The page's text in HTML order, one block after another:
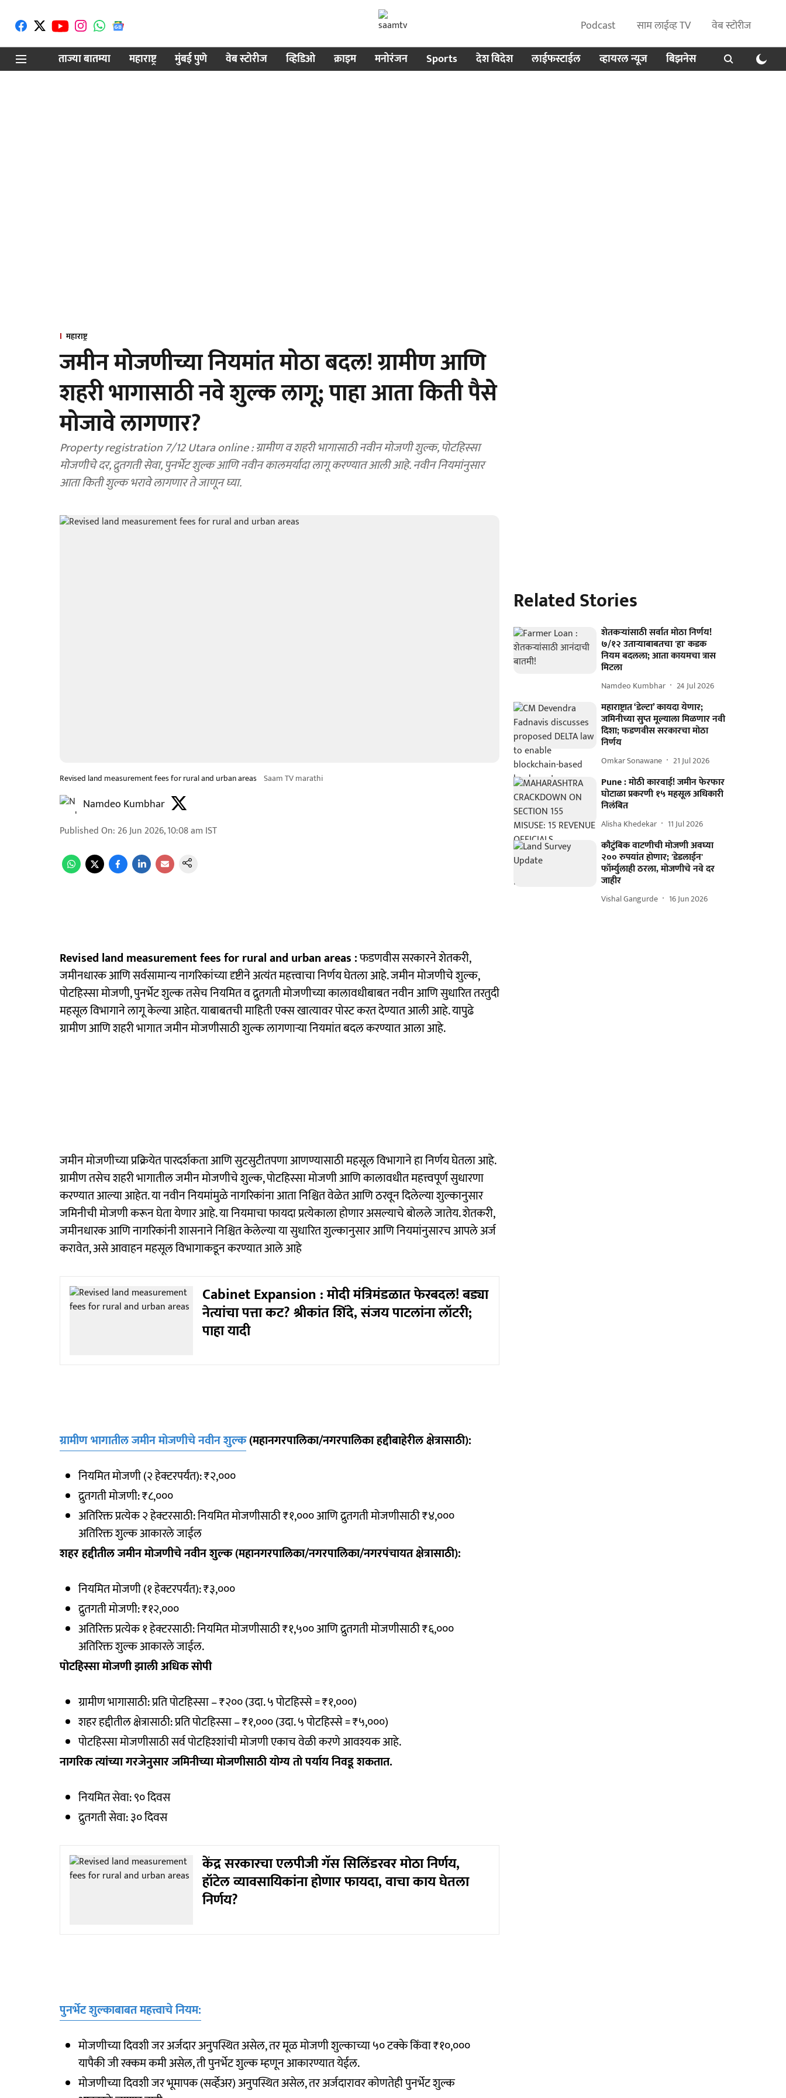
Podcast साम लाईव्ह TV
वेब स्टोरीज
ताज्या बातम्या
महाराष्ट्र मुंबई पुणे वेब स्टोरीज व्हिडिओ क्राइम मनोरंजन Sports देश विदेश लाईफस्टाईल व्हायरल न्यूज बिझनेस
महाराष्ट्र
जमीन मोजणीच्या नियमांत मोठा बदल! ग्रामीण आणि
शहरी भागासाठी नवे शुल्क लागू; पाहा आता किती पैसे
मोजावे लागणार?
Property registration 7/12 Utara online : ग्रामीण व शहरी भागासाठी नवीन मोजणी शुल्क, पोटहिस्सा
मोजणीचे दर, द्रुतगती सेवा, पुनर्भेट शुल्क आणि नवीन कालमर्यादा लागू करण्यात आली आहे. नवीन नियमांनुसार
आता किती शुल्क भरावे लागणार ते जाणून घ्या.
Revised land measurement fees for rural and urban areas Saam TV marathi
Namdeo Kumbhar
Published On: 26 Jun 2026, 10:08 am IST
Revised land measurement fees for rural and urban areas :फडणवीस सरकारने शेतकरी,
जमीनधारक आणि सर्वसामान्य नागरिकांच्या दृष्टीने अत्यंत महत्त्वाचा निर्णय घेतला आहे. जमीन मोजणीचे शुल्क,
पोटहिस्सा मोजणी, पुनर्भेट शुल्क तसेच नियमित व द्रुतगती मोजणीच्या कालावधीबाबत नवीन आणि सुधारित तरतुदी
महसूल विभागाने लागू केल्या आहेत. याबाबतची माहिती एक्स खात्यावर पोस्ट करत देण्यात आली आहे. यापुढे
ग्रामीण आणि शहरी भागात जमीन मोजणीसाठी शुल्क लागणाऱ्या नियमांत बदल करण्यात आला आहे.
जमीन मोजणीच्या प्रक्रियेत पारदर्शकता आणि सुटसुटीतपणा आणण्यासाठी महसूल विभागाने हा निर्णय घेतला आहे.
ग्रामीण तसेच शहरी भागातील जमीन मोजणीचे शुल्क, पोटहिस्सा मोजणी आणि कालावधीत महत्त्वपूर्ण सुधारणा
करण्यात आल्या आहेत. या नवीन नियमांमुळे नागरिकांना आता निश्चित वेळेत आणि ठरवून दिलेल्या शुल्कानुसार
जमिनीची मोजणी करून घेता येणार आहे. या नियमाचा फायदा प्रत्येकाला होणार असल्याचे बोलले जातेय. शेतकरी,
जमीनधारक आणि नागरिकांनी शासनाने निश्चित केलेल्या या सुधारित शुल्कानुसार आणि नियमांनुसारच आपले अर्ज
करावेत, असे आवाहन महसूल विभागाकडून करण्यात आले आहे
Cabinet Expansion : मोदी मंत्रिमंडळात फेरबदल! बड्या
नेत्यांचा पत्ता कट? श्रीकांत शिंदे, संजय पाटलांना लॉटरी;
पाहा यादी
ग्रामीण भागातील जमीन मोजणीचे नवीन शुल्क(महानगरपालिका/नगरपालिका हद्दीबाहेरील क्षेत्रासाठी):
नियमित मोजणी (२ हेक्टरपर्यंत): ₹२,०००
द्रुतगती मोजणी: ₹८,०००
अतिरिक्त प्रत्येक २ हेक्टरसाठी: नियमित मोजणीसाठी ₹१,००० आणि द्रुतगती मोजणीसाठी ₹४,०००
अतिरिक्त शुल्क आकारले जाईल
शहर हद्दीतील जमीन मोजणीचे नवीन शुल्क (महानगरपालिका/नगरपालिका/नगरपंचायत क्षेत्रासाठी):
नियमित मोजणी (१ हेक्टरपर्यंत): ₹३,०००
द्रुतगती मोजणी: ₹१२,०००
अतिरिक्त प्रत्येक १ हेक्टरसाठी: नियमित मोजणीसाठी ₹१,५०० आणि द्रुतगती मोजणीसाठी ₹६,०००
अतिरिक्त शुल्क आकारले जाईल.
पोटहिस्सा मोजणी झाली अधिक सोपी
ग्रामीण भागासाठी: प्रति पोटहिस्सा – ₹२०० (उदा. ५ पोटहिस्से = ₹१,०००)
शहर हद्दीतील क्षेत्रासाठी: प्रति पोटहिस्सा – ₹१,००० (उदा. ५ पोटहिस्से = ₹५,०००)
पोटहिस्सा मोजणीसाठी सर्व पोटहिश्शांची मोजणी एकाच वेळी करणे आवश्यक आहे.
नागरिक त्यांच्या गरजेनुसार जमिनीच्या मोजणीसाठी योग्य तो पर्याय निवडू शकतात.
नियमित सेवा: ९० दिवस
द्रुतगती सेवा: ३० दिवस
केंद्र सरकारचा एलपीजी गॅस सिलिंडरवर मोठा निर्णय,
हॉटेल व्यावसायिकांना होणार फायदा, वाचा काय घेतला
निर्णय?
पुनर्भेट शुल्काबाबत महत्त्वाचे नियम:
मोजणीच्या दिवशी जर अर्जदार अनुपस्थित असेल, तर मूळ मोजणी शुल्काच्या ५० टक्के किंवा ₹१०,०००
यापैकी जी रक्कम कमी असेल, ती पुनर्भेट शुल्क म्हणून आकारण्यात येईल.
मोजणीच्या दिवशी जर भूमापक (सर्व्हेअर) अनुपस्थित असेल, तर अर्जदारावर कोणतेही पुनर्भेट शुल्क
Related Stories
शेतकर्‍यांसाठी सर्वात मोठा निर्णय!
७/१२ उतार्‍याबाबतचा 'हा' कडक
नियम बदलला; आता कायमचा त्रास
मिटला
Namdeo Kumbhar 24 Jul 2026
महाराष्ट्रात ‘डेल्टा’ कायदा येणार;
जमिनीच्या सुप्त मूल्याला मिळणार नवी
दिशा; फडणवीस सरकारचा मोठा
निर्णय
Omkar Sonawane 21 Jul 2026
Pune : मोठी कारवाई! जमीन फेरफार
घोटाळा प्रकरणी १५ महसूल अधिकारी
निलंबित
Alisha Khedekar 11 Jul 2026
कौटुंबिक वाटणीची मोजणी अवघ्या
२०० रुपयांत होणार; 'डेडलाईन'
फॉर्म्युलाही ठरला, मोजणीचे नवे दर
जाहीर
Vishal Gangurde 16 Jun 2026